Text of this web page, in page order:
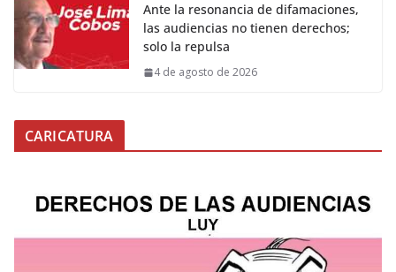
Ante la resonancia de difamaciones,
las audiencias no tienen derechos;
solo la repulsa
4 de agosto de 2026
CARICATURA